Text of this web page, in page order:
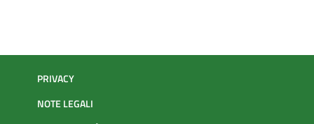
PRIVACY
NOTE LEGALI